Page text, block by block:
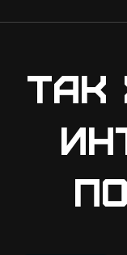
Так